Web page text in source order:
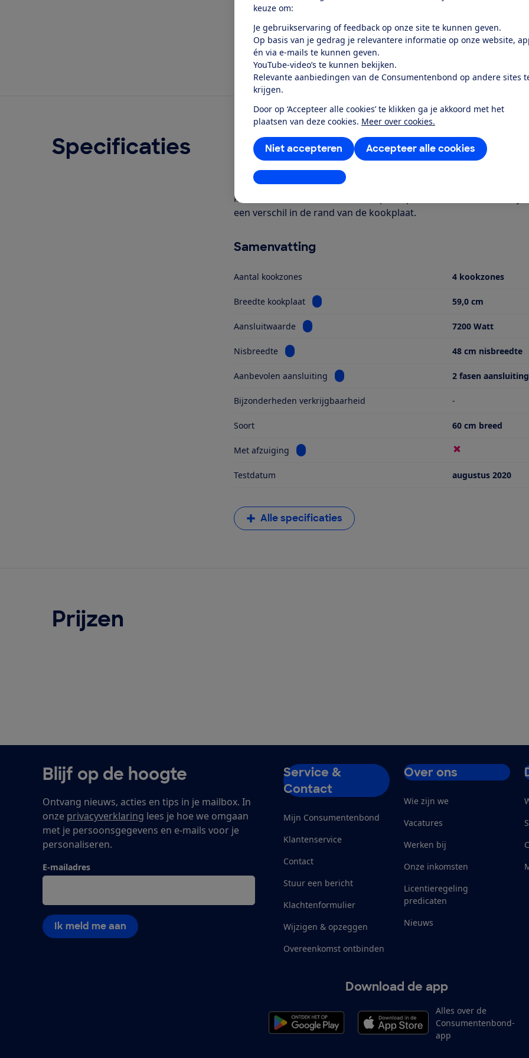
keuze om:
Je gebruikservaring of feedback op onze site te kunnen geven.
Op basis van je gedrag je relevantere informatie op onze website,
én via e-mails te kunnen geven.
YouTube-video’s te kunnen bekijken.
Relevante aanbiedingen van de Consumentenbond op andere sites
krijgen.
Door op ‘Accepteer alle cookies’ te klikken ga je akkoord met het
plaatsen van deze cookies. Meer over cookies.
Accepteer alle cookies
Niet accepteren
Instellingen aanpassen
Al lid? Log in
Specificaties Over dit product
Geschreven door de Consumentenbond
De Whirlpool WS Q2760 BF inductiekookplaat heeft 4
kookzone in te stellen met behulp van plus- en mintoetsen. Gelijk
een verschil in de rand van de kookplaat.
Samenvatting
Aantal kookzones 4 kookzones
Breedte kookplaat Bekijk informatie voor Breedte kookplaat
59,0 cm
Aansluitwaarde Bekijk informatie voor Aansluitwaarde7200 Watt
Nisbreedte Bekijk informatie voor Nisbreedte 48 cm nisbreedte
Aanbevolen aansluiting Bekijk informatie voor Aanbevolen aansluiting
2 fasen aansluiting
Bijzonderheden verkrijgbaarheid -
Soort 60 cm breed
Met afzuiging Bekijk informatie voor Met afzuiging
Testdatum augustus 2020
Alle specificaties
Prijzen
Blijf op de hoogte
Ontvang nieuws, acties en tips in je mailbox. In
onze privacyverklaring lees je hoe we omgaan
met je persoonsgegevens en e-mails voor je
personaliseren.
E-mailadres
Ik meld me aan
Service &
Contact
Mijn Consumentenbond
Klantenservice
Contact
Stuur een bericht
Klachtenformulier
Wijzigen & opzeggen
Overeenkomst ontbinden
Over ons
Wie zijn we
Vacatures
Werken bij
Onze inkomsten
Licentieregeling
predicaten
Nieuws
Download de app
Alles over de
Consumentenbond-
app